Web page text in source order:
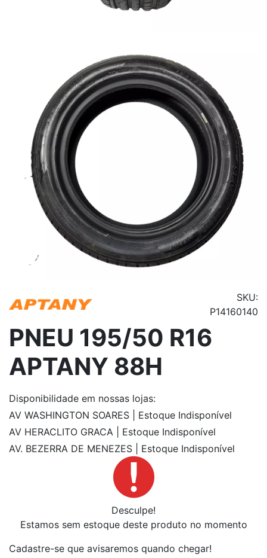
SKU:
P14160140
PNEU 195/50 R16
APTANY 88H
Disponibilidade em nossas lojas:
AV WASHINGTON SOARES | Estoque Indisponível
AV HERACLITO GRACA | Estoque Indisponível
AV. BEZERRA DE MENEZES | Estoque Indisponível
Desculpe!
Estamos sem estoque deste produto no momento
Cadastre-se que avisaremos quando chegar!